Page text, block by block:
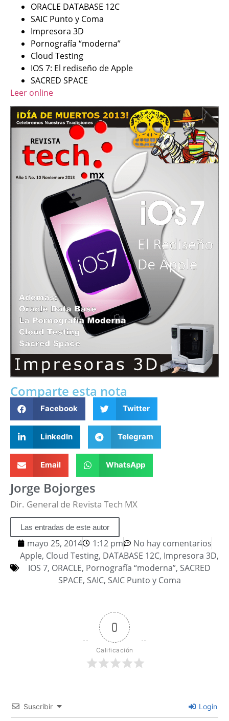
ORACLE DATABASE 12C
SAIC Punto y Coma
Impresora 3D
Pornografía “moderna”
Cloud Testing
IOS 7: El rediseño de Apple
SACRED SPACE
Leer online
Comparte esta nota
Facebook Twitter
LinkedIn Telegram
Email WhatsApp
Jorge Bojorges
Dir. General de Revista Tech MX
Las entradas de este autor
mayo 25, 2014 1:12 pm
No hay comentarios
Apple, Cloud Testing, DATABASE 12C, Impresora 3D,
IOS 7, ORACLE, Pornografía “moderna”, SACRED
SPACE, SAIC, SAIC Punto y Coma
0
Calificación
Suscribir Login